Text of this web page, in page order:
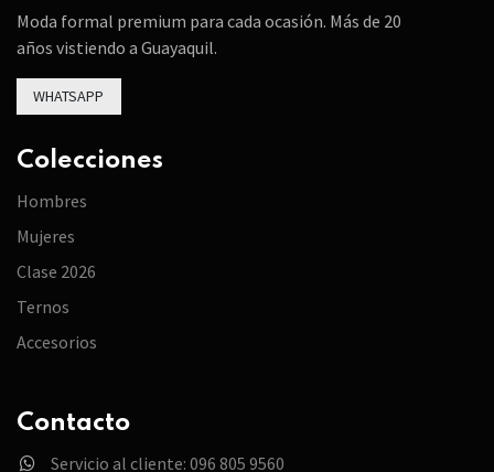
Moda formal premium para cada ocasión. Más de 20
años vistiendo a Guayaquil.
WHATSAPP
Colecciones
Hombres
Mujeres
Clase 2026
Ternos
Accesorios
Contacto
Servicio al cliente: 096 805 9560